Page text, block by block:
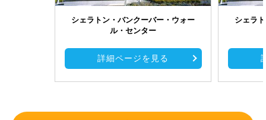
シェラトン・バンクーバー・ウォー
ル・センター
詳細ページを見る
シェラ